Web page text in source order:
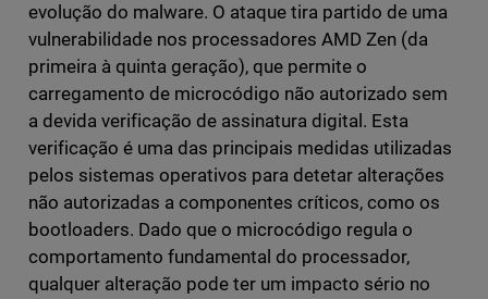
evolução do malware. O ataque tira partido de uma
vulnerabilidade nos processadores AMD Zen (da
primeira à quinta geração), que permite o
carregamento de microcódigo não autorizado sem
a devida verificação de assinatura digital. Esta
verificação é uma das principais medidas utilizadas
pelos sistemas operativos para detetar alterações
não autorizadas a componentes críticos, como os
bootloaders. Dado que o microcódigo regula o
comportamento fundamental do processador,
qualquer alteração pode ter um impacto sério no